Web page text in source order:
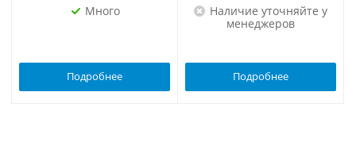
Много
Подробнее
Наличие уточняйте у
менеджеров
Подробнее